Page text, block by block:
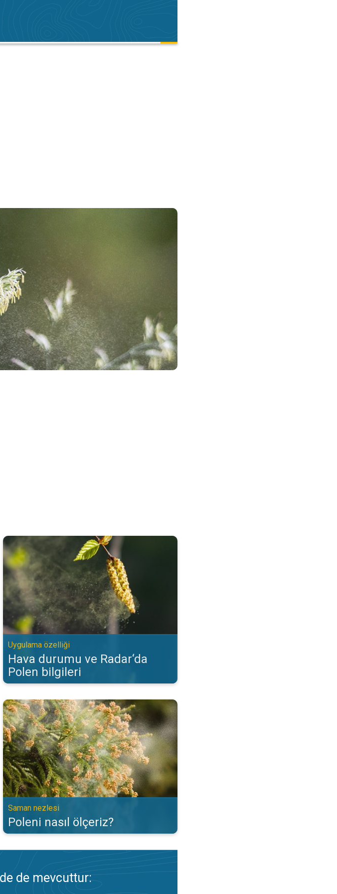
Hava durumu ve Radar‘da Polen bilgileri. Uygulama özelliği. . .
Uygulama özelliği
Hava durumu ve Radar‘da
Polen bilgileri
Poleni nasıl ölçeriz?. Saman nezlesi. . .
Saman nezlesi
Poleni nasıl ölçeriz?
de mevcuttur: